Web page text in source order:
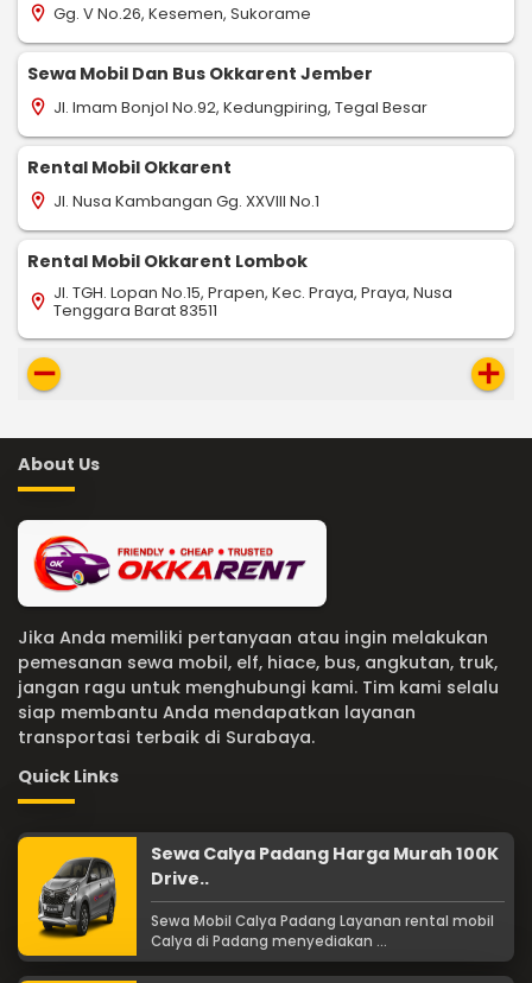
location_on Gg. V No.26, Kesemen, Sukorame
Sewa Mobil Dan Bus Okkarent Jember
location_on Jl. Imam Bonjol No.92, Kedungpiring, Tegal Besar
Rental Mobil Okkarent
location_on Jl. Nusa Kambangan Gg. XXVIII No.1
Rental Mobil Okkarent Lombok
location_on Jl. TGH. Lopan No.15, Prapen, Kec. Praya, Praya, Nusa
Tenggara Barat 83511
remove add
About Us
Jika Anda memiliki pertanyaan atau ingin melakukan
pemesanan sewa mobil, elf, hiace, bus, angkutan, truk,
jangan ragu untuk menghubungi kami. Tim kami selalu
siap membantu Anda mendapatkan layanan
transportasi terbaik di Surabaya.
Quick Links
Sewa Calya Padang Harga Murah 100K
Drive..
Sewa Mobil Calya Padang Layanan rental mobil
Calya di Padang menyediakan ...